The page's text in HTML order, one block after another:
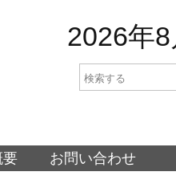
2026年8
要 お問い合わせ